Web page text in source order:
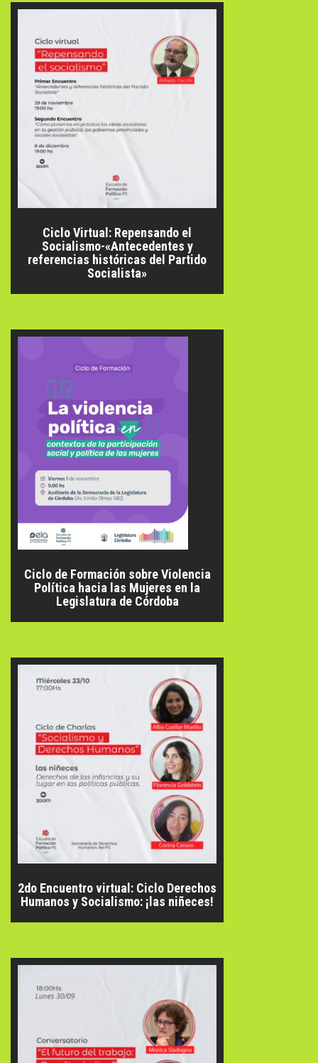
Ciclo Virtual: Repensando el
Socialismo-«Antecedentes y
referencias históricas del Partido
Socialista»
Ciclo de Formación sobre Violencia
Política hacia las Mujeres en la
Legislatura de Córdoba
2do Encuentro virtual: Ciclo Derechos
Humanos y Socialismo: ¡las niñeces!